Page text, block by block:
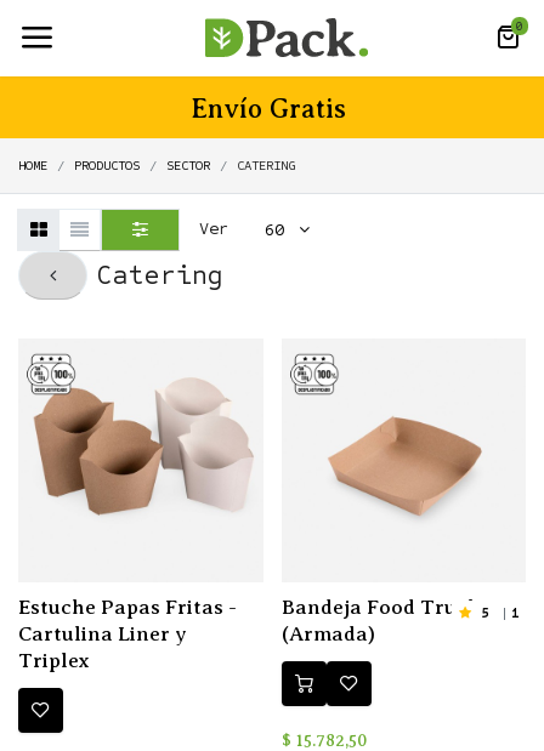
0
Envío Gratis
HOME PRODUCTOS SECTOR CATERING
Catering
Ver 60
Estuche Papas Fritas -
Cartulina Liner y
Triplex
5 1
Bandeja Food Truck
(Armada)
$ 15.782,50